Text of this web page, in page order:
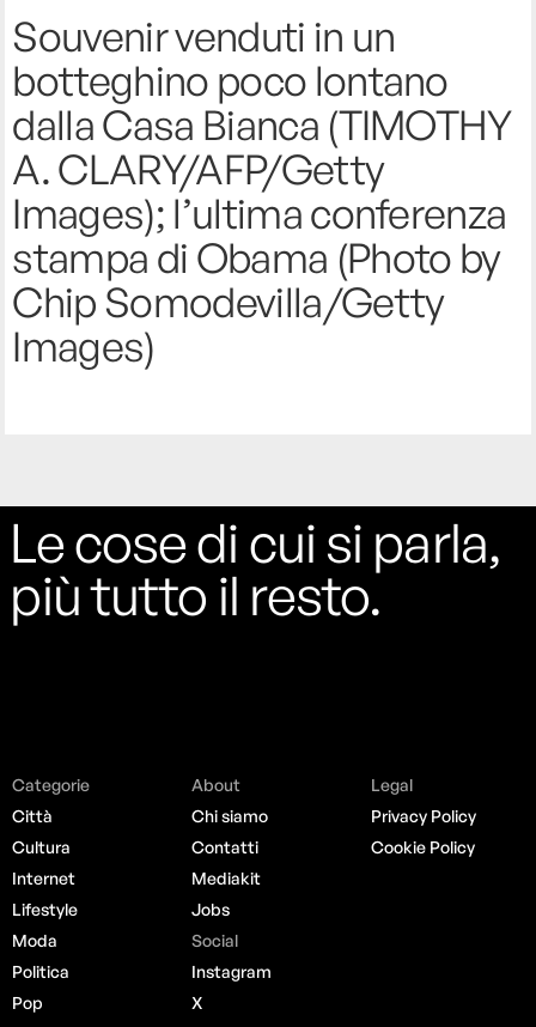
Souvenir venduti in un
botteghino poco lontano
dalla Casa Bianca (TIMOTHY
A. CLARY/AFP/Getty
Images); l’ultima conferenza
stampa di Obama (Photo by
Chip Somodevilla/Getty
Images)
Le cose di cui si parla,
più tutto il resto.
Categorie
Città
Cultura
Internet
Lifestyle
Moda
Politica
Pop
About
Chi siamo
Contatti
Mediakit
Jobs
Social
Instagram
X
Legal
Privacy Policy
Cookie Policy